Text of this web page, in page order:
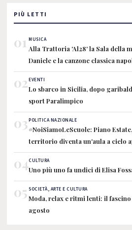
PIÙ LETTI
01 MUSICA
Alla Trattoria 'Al28' la Sala della
Daniele e la canzone classica
02EVENTI
Lo sbarco in Sicilia, dopo
sport Paralimpico
03POLITICA NAZIONALE
#NoiSiamoLeScuole: Piano
territorio diventa un'aula a cielo
04CULTURA
Uno più uno fa undici di Elisa
05 SOCIETÀ, ARTE E CULTURA
Moda, relax e ritmi lenti: il
agosto